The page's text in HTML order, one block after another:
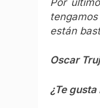
están
Oscar
¿Te